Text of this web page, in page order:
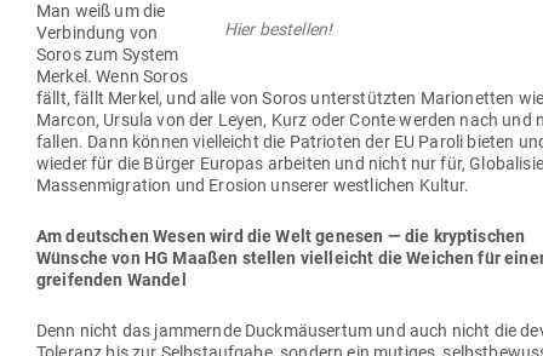
Hier bestellen!
Man weiß um die
Ver­bindung von
Soros zum System
Merkel. Wenn Soros
fällt, fällt Merkel, und alle von Soros unter­stützten Mario­netten
Marcon, Ursula von der Leyen, Kurz oder Conte werden nach und
fallen. Dann können viel­leicht die Patrioten der EU Paroli bieten
wieder für die Bürger Europas arbeiten und nicht nur für,
Mas­sen­mi­gration und Erosion unserer west­lichen Kultur.
Am deut­schen Wesen wird die Welt genesen — die kryp­ti­schen
Wünsche von HG Maaßen stellen viel­leicht die Weichen für
grei­fenden Wandel
Denn nicht das jam­mernde Duck­mäu­sertum und auch nicht die